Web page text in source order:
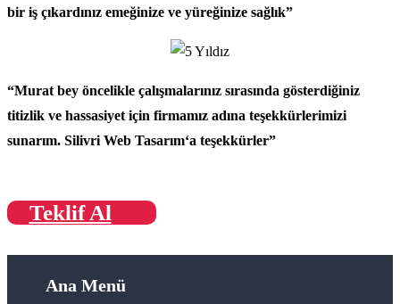
bir iş çıkardınız emeğinize ve yüreğinize sağlık”
“Murat bey öncelikle çalışmalarınız sırasında gösterdiğiniz
titizlik ve hassasiyet için firmamız adına teşekkürlerimizi
sunarım. Silivri Web Tasarım‘a teşekkürler”
Teklif Al
Ana Menü